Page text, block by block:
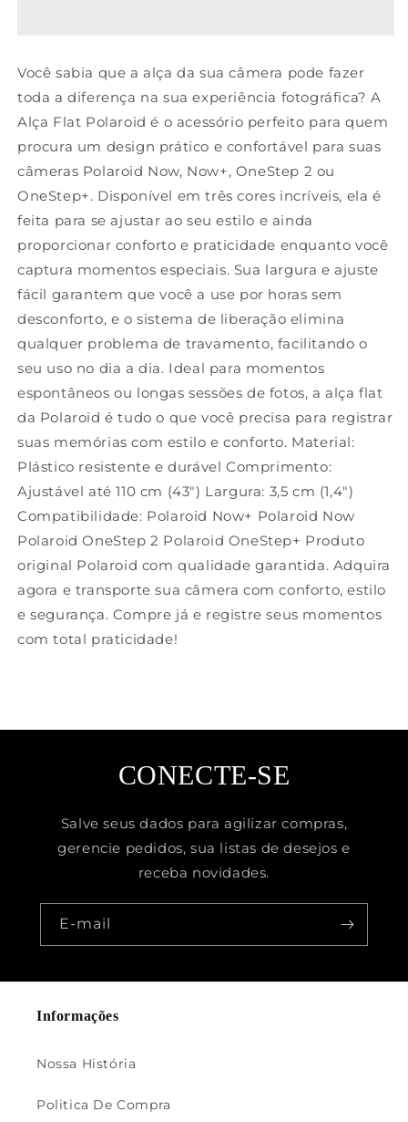
Ajustável,
Prática
E
Ajustável,
Prática
E
Estilosa
Você sabia que a alça da sua câmera pode fazer
toda a diferença na sua experiência fotográfica? A
Alça Flat Polaroid é o acessório perfeito para quem
procura um design prático e confortável para suas
câmeras Polaroid Now, Now+, OneStep 2 ou
OneStep+. Disponível em três cores incríveis, ela é
feita para se ajustar ao seu estilo e ainda
proporcionar conforto e praticidade enquanto você
captura momentos especiais. Sua largura e ajuste
fácil garantem que você a use por horas sem
desconforto, e o sistema de liberação elimina
qualquer problema de travamento, facilitando o
seu uso no dia a dia. Ideal para momentos
espontâneos ou longas sessões de fotos, a alça flat
da Polaroid é tudo o que você precisa para registrar
suas memórias com estilo e conforto. Material:
Plástico resistente e durável Comprimento:
Ajustável até 110 cm (43") Largura: 3,5 cm (1,4")
Compatibilidade: Polaroid Now+ Polaroid Now
Polaroid OneStep 2 Polaroid OneStep+ Produto
original Polaroid com qualidade garantida. Adquira
agora e transporte sua câmera com conforto, estilo
e segurança. Compre já e registre seus momentos
com total praticidade!
CONECTE-SE
Salve seus dados para agilizar compras,
gerencie pedidos, sua listas de desejos e
receba novidades.
E-mail
Informações
Nossa História
Politica De Compra